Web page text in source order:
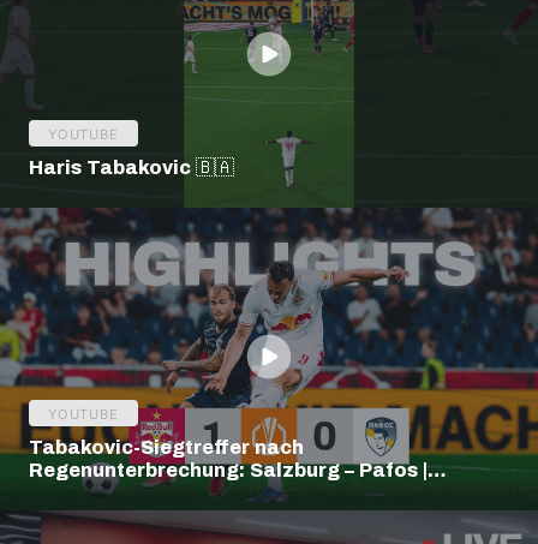
YOUTUBE
Haris Tabakovic 🇧🇦
YOUTUBE
Tabakovic-Siegtreffer nach
Regenunterbrechung: Salzburg – Pafos |
Highlights | Europa League Q3